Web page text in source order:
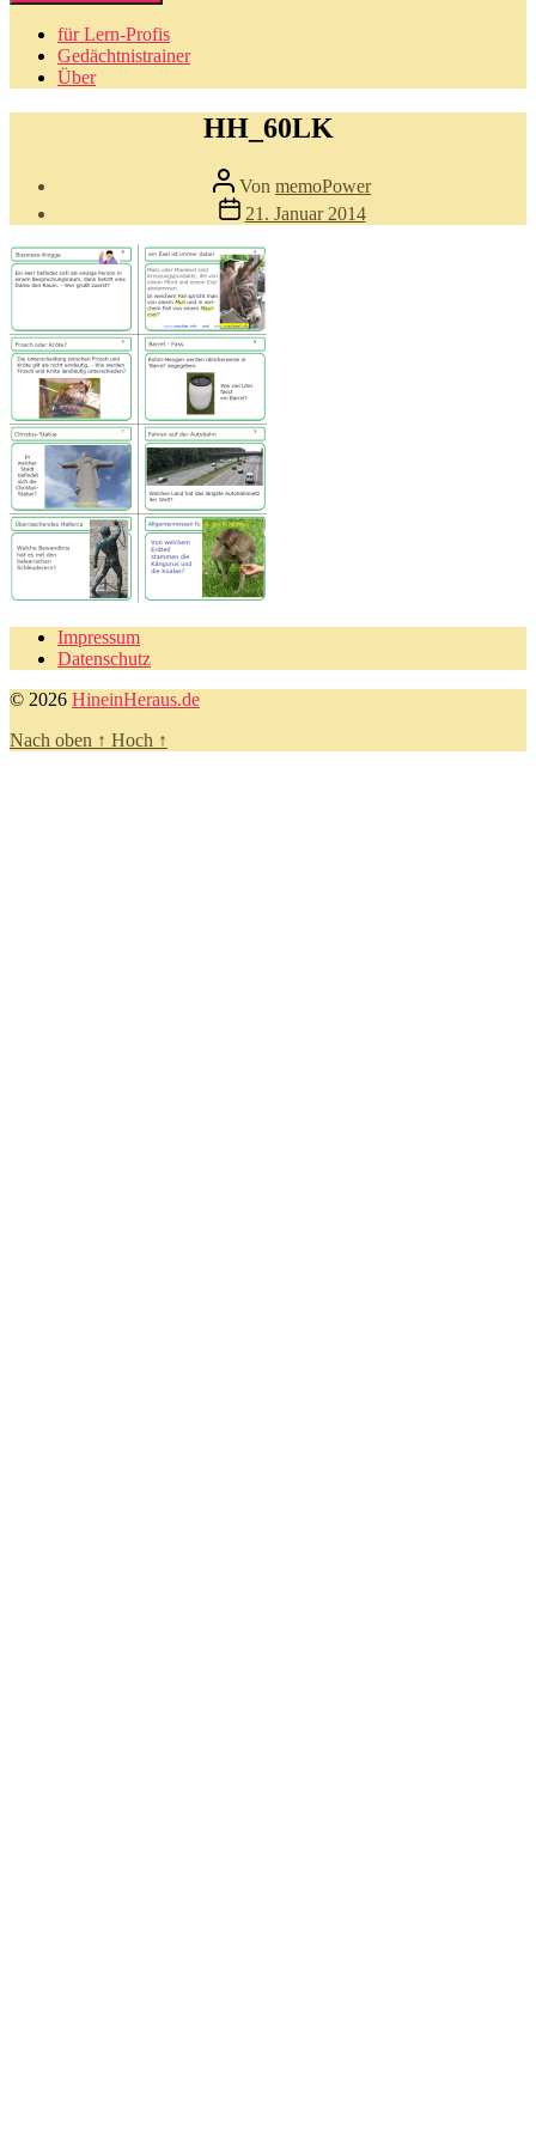
für Lern-Profis
Gedächtnistrainer
Über
HH_60LK
Beitragsautor
Von memoPower
Beitragsdatum
21. Januar 2014
Impressum
Datenschutz
© 2026 HineinHeraus.de
Nach oben ↑ Hoch ↑